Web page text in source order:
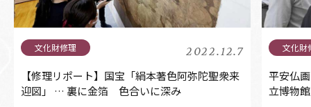
2022.12.7
【修理リポート】国宝「絹本著色阿弥陀聖衆来
迎図」 … 裏に金箔 色合いに深み
平安仏
立博物